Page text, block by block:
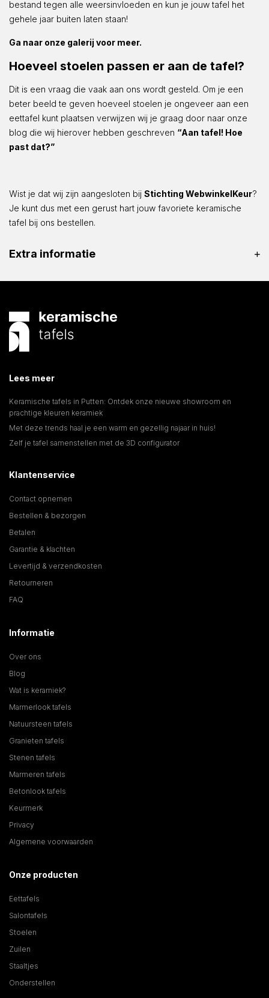
bestand tegen alle weersinvloeden en kun je jouw tafel het
gehele jaar buiten laten staan!
Ga naar onze galerij voor meer.
Hoeveel stoelen passen er aan de tafel?
Dit is een vraag die vaak aan ons wordt gesteld. Om je een
beter beeld te geven hoeveel stoelen je ongeveer aan een
eettafel kunt plaatsen verwijzen wij je graag door naar onze
blog die wij hierover hebben geschreven “Aan tafel! Hoe
past dat?”
Wist je dat wij zijn aangesloten bij Stichting WebwinkelKeur?
Je kunt dus met een gerust hart jouw favoriete keramische
tafel bij ons bestellen.
Extra informatie
Lees meer
Keramische tafels in Putten: Ontdek onze nieuwe showroom en
prachtige kleuren keramiek
Met deze trends haal je een warm en gezellig najaar in huis!
Zelf je tafel samenstellen met de 3D configurator
Klantenservice
Contact opnemen
Bestellen & bezorgen
Betalen
Garantie & klachten
Levertijd & verzendkosten
Retourneren
FAQ
Informatie
Over ons
Blog
Wat is keramiek?
Marmerlook tafels
Natuursteen tafels
Granieten tafels
Stenen tafels
Marmeren tafels
Betonlook tafels
Keurmerk
Privacy
Algemene voorwaarden
Onze producten
Eettafels
Salontafels
Stoelen
Zuilen
Staaltjes
Onderstellen